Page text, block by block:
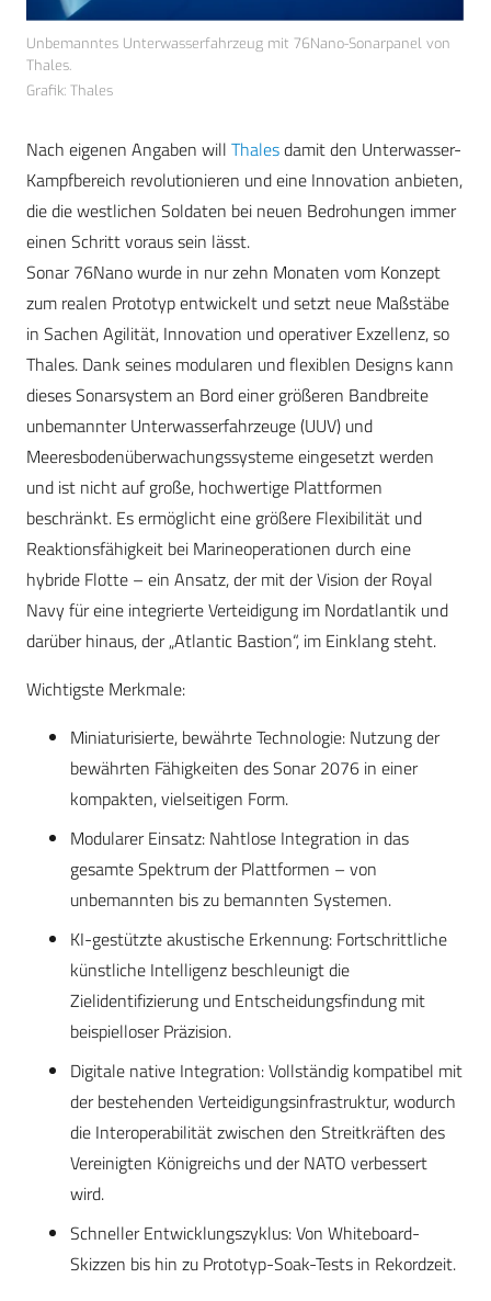
Unbemanntes Unterwasserfahrzeug mit 76Nano-Sonarpanel von
Thales.
Grafik: Thales
Nach eigenen Angaben will Thalesdamit den Unterwasser-
Kampfbereich revolutionieren und eine Innovation anbieten,
die die westlichen Soldaten bei neuen Bedrohungen immer
einen Schritt voraus sein lässt.
Sonar 76Nano wurde in nur zehn Monaten vom Konzept
zum realen Prototyp entwickelt und setzt neue Maßstäbe
in Sachen Agilität, Innovation und operativer Exzellenz, so
Thales. Dank seines modularen und flexiblen Designs kann
dieses Sonarsystem an Bord einer größeren Bandbreite
unbemannter Unterwasserfahrzeuge (UUV) und
Meeresbodenüberwachungssysteme eingesetzt werden
und ist nicht auf große, hochwertige Plattformen
beschränkt. Es ermöglicht eine größere Flexibilität und
Reaktionsfähigkeit bei Marineoperationen durch eine
hybride Flotte – ein Ansatz, der mit der Vision der Royal
Navy für eine integrierte Verteidigung im Nordatlantik und
darüber hinaus, der „Atlantic Bastion“, im Einklang steht.
Wichtigste Merkmale:
Miniaturisierte, bewährte Technologie: Nutzung der
bewährten Fähigkeiten des Sonar 2076 in einer
kompakten, vielseitigen Form.
Modularer Einsatz: Nahtlose Integration in das
gesamte Spektrum der Plattformen – von
unbemannten bis zu bemannten Systemen.
KI-gestützte akustische Erkennung: Fortschrittliche
künstliche Intelligenz beschleunigt die
Zielidentifizierung und Entscheidungsfindung mit
beispielloser Präzision.
Digitale native Integration: Vollständig kompatibel mit
der bestehenden Verteidigungsinfrastruktur, wodurch
die Interoperabilität zwischen den Streitkräften des
Vereinigten Königreichs und der NATO verbessert
wird.
Schneller Entwicklungszyklus: Von Whiteboard-
Skizzen bis hin zu Prototyp-Soak-Tests in Rekordzeit.